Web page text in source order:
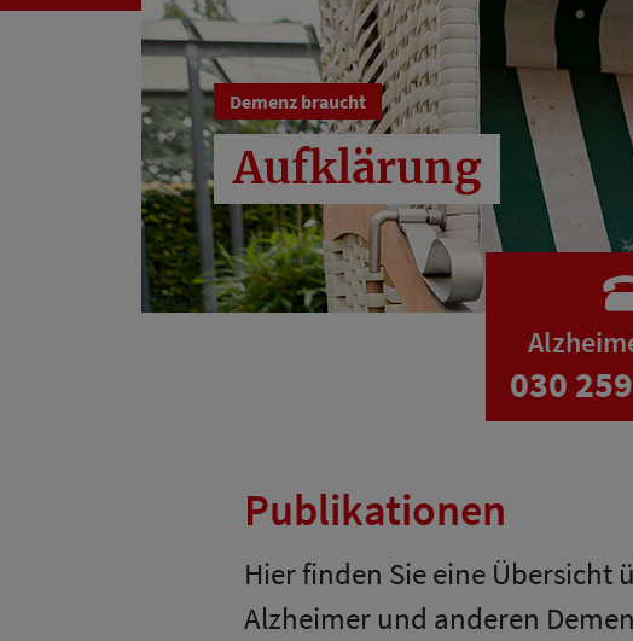
Demenz braucht
Aufklärung
030
Publikationen
Hier finden Sie eine
Alzheimer und anderen